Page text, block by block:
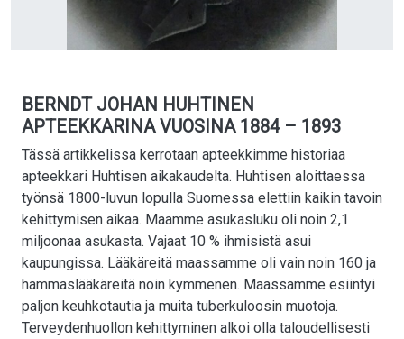
BERNDT JOHAN HUHTINEN
APTEEKKARINA VUOSINA 1884 – 1893
Tässä artikkelissa kerrotaan apteekkimme historiaa
apteekkari Huhtisen aikakaudelta. Huhtisen aloittaessa
työnsä 1800-luvun lopulla Suomessa elettiin kaikin tavoin
kehittymisen aikaa. Maamme asukasluku oli noin 2,1
miljoonaa asukasta. Vajaat 10 % ihmisistä asui
kaupungissa. Lääkäreitä maassamme oli vain noin 160 ja
hammaslääkäreitä noin kymmenen. Maassamme esiintyi
paljon keuhkotautia ja muita tuberkuloosin muotoja.
Terveydenhuollon kehittyminen alkoi olla taloudellisesti